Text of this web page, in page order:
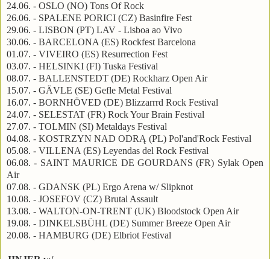
24.06. - OSLO (NO) Tons Of Rock
26.06. - SPALENE PORICI (CZ) Basinfire Fest
29.06. - LISBON (PT) LAV - Lisboa ao Vivo
30.06. - BARCELONA (ES) Rockfest Barcelona
01.07. - VIVEIRO (ES) Resurrection Fest
03.07. - HELSINKI (FI) Tuska Festival
08.07. - BALLENSTEDT (DE) Rockharz Open Air
15.07. - GÄVLE (SE) Gefle Metal Festival
16.07. - BORNHÖVED (DE) Blizzarrrd Rock Festival
24.07. - SELESTAT (FR) Rock Your Brain Festival
27.07. - TOLMIN (SI) Metaldays Festival
04.08. - KOSTRZYN NAD ODRĄ (PL) Pol'and'Rock Festival
05.08. - VILLENA (ES) Leyendas del Rock Festival
06.08. - SAINT MAURICE DE GOURDANS (FR) Sylak Open
Air
07.08. - GDANSK (PL) Ergo Arena w/ Slipknot
10.08. - JOSEFOV (CZ) Brutal Assault
13.08. - WALTON-ON-TRENT (UK) Bloodstock Open Air
19.08. - DINKELSBÜHL (DE) Summer Breeze Open Air
20.08. - HAMBURG (DE) Elbriot Festival